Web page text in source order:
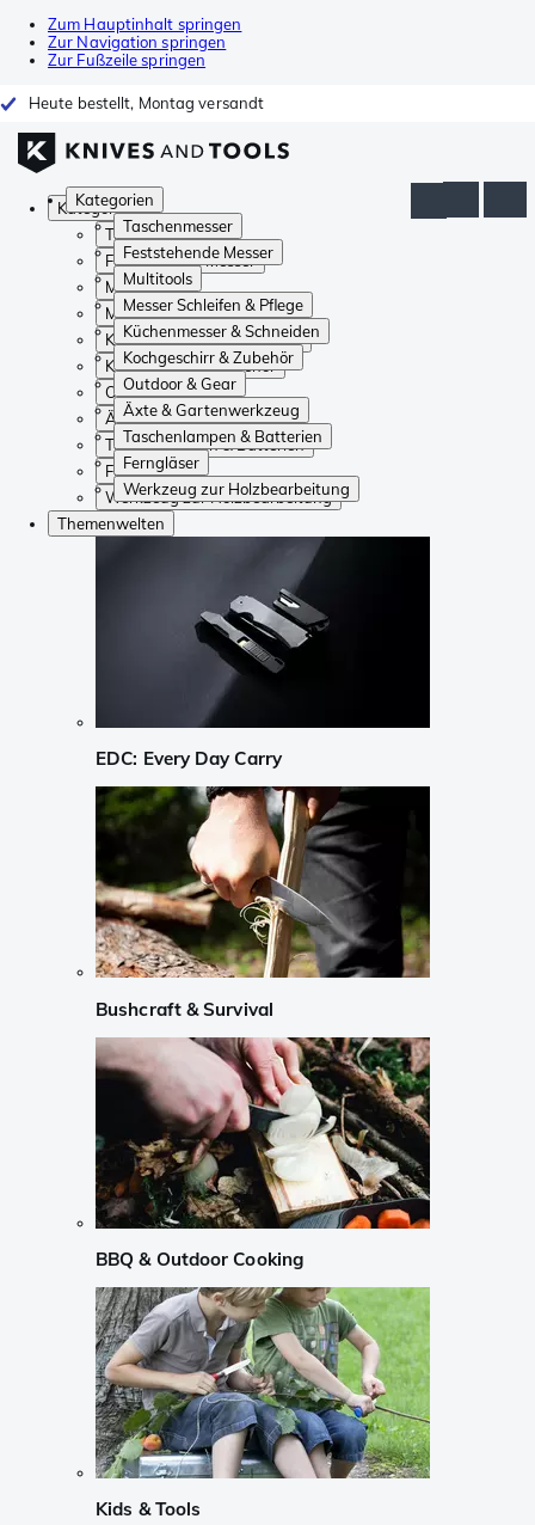
Zum Hauptinhalt springen
Zur Navigation springen
Zur Fußzeile springen
Heute bestellt, Montag versandt
Kategorien
Taschenmesser
Feststehende Messer
Multitools
Messer Schleifen & Pflege
Küchenmesser & Schneiden
Kochgeschirr & Zubehör
Outdoor & Gear
Äxte & Gartenwerkzeug
Taschenlampen & Batterien
Ferngläser
Werkzeug zur Holzbearbeitung
Kategorien
Taschenmesser
Feststehende Messer
Multitools
Messer Schleifen & Pflege
Küchenmesser & Schneiden
Kochgeschirr & Zubehör
Outdoor & Gear
Äxte & Gartenwerkzeug
Taschenlampen & Batterien
Ferngläser
Werkzeug zur Holzbearbeitung
Themenwelten
EDC: Every Day Carry
Bushcraft & Survival
BBQ & Outdoor Cooking
Kids & Tools